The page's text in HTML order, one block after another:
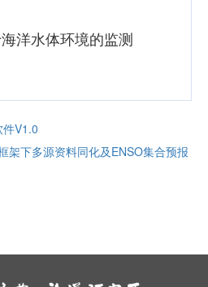
洋水体环境的监测
V1.0
架下多源资料同化及ENSO集合预报